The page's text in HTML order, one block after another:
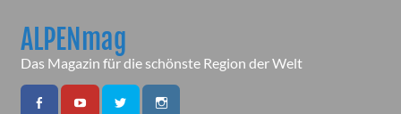
contentALPENmag
Das Magazin für die schönste Region der Welt